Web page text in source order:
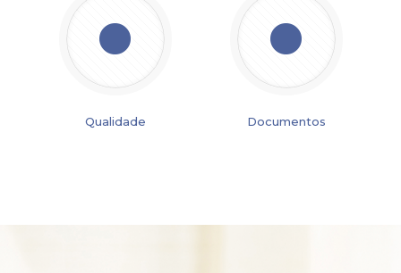
Qualidade Documentos